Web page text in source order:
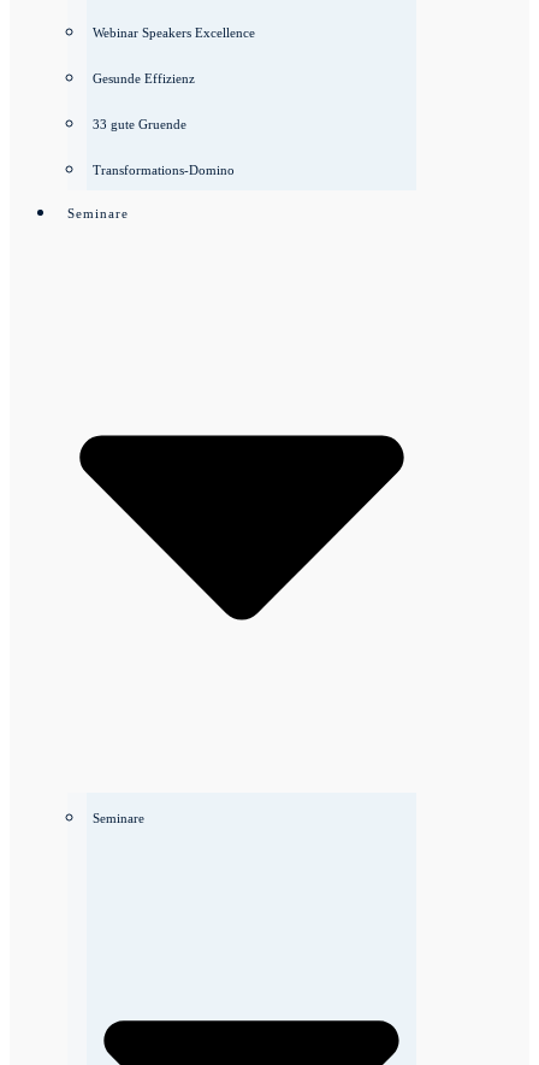
Webinar Speakers Excellence
Gesunde Effizienz
33 gute Gruende
Transformations-Domino
Seminare
Seminare